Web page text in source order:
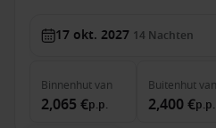
17 okt. 2027 14 Nachten
Binnenhutvan
2,065 €p.p.
Buitenhutvan
2,400 €p.p.